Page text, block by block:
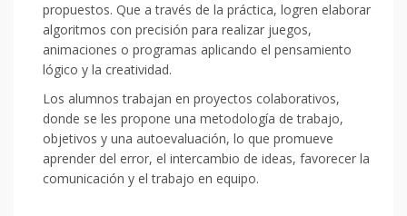
propuestos. Que a través de la práctica, logren elaborar
algoritmos con precisión para realizar juegos,
animaciones o programas aplicando el pensamiento
lógico y la creatividad.
Los alumnos trabajan en proyectos colaborativos,
donde se les propone una metodología de trabajo,
objetivos y una autoevaluación, lo que promueve
aprender del error, el intercambio de ideas, favorecer la
comunicación y el trabajo en equipo.